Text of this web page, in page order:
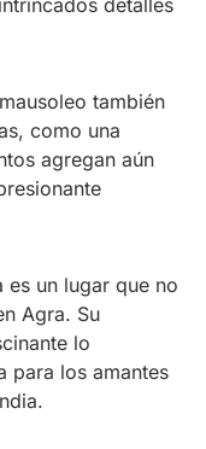
detalles
también
como una
agregan aún
es un lugar que no
Agra. Su
lo
para los amantes